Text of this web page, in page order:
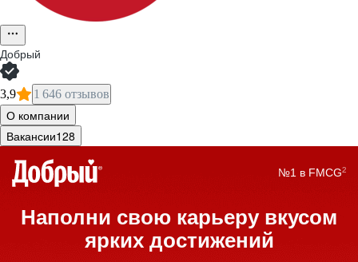
Добрый
3,9 1 646 отзывов
О компании
Вакансии128
№1 в FMCG²
Наполни свою карьеру вкусом
ярких достижений